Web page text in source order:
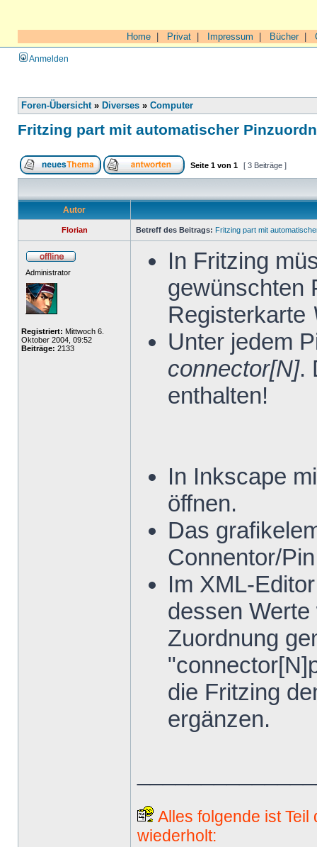
Home Privat Impressum Bücher|
Anmelden
Foren-Übersicht» Diverses » Computer
Fritzing part mit automatischer
Seite 1 von 1 [ 3 Beiträge ]
Autor
Florian Betreff des Beitrags: Fritzing part mit
Administrator
Registriert: Mittwoch 6.
Oktober 2004, 09:52
Beiträge: 2133
In Fritzing
gewünschten
Registerkarte
Unter jedem
connector[N].
enthalten!
In Inkscape
öffnen.
Das
Connentor/
Im XML-
dessen
Zuordnung
die Fritzing
ergänzen.
Alles folgende ist
wiederholt: